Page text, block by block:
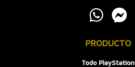
PRODUCTO
Todo PlayStation